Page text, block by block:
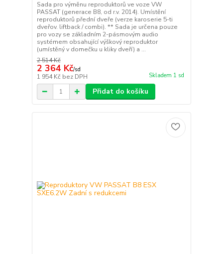
Sada pro výměnu reproduktorů ve voze VW
PASSAT (generace B8, od r.v. 2014). Umístění
reproduktorů přední dveře (verze karoserie 5-ti
dveřov. liftback / combi). ** Sada je určena pouze
pro vozy se základním 2-pásmovým audio
systémem obsahující výškový reproduktor
(umístěný v domečku u kliky dveří) a ...
2 514 Kč
2 364 Kč/sd
1 954 Kč bez DPH Skladem 1 sd
Přidat do košíku